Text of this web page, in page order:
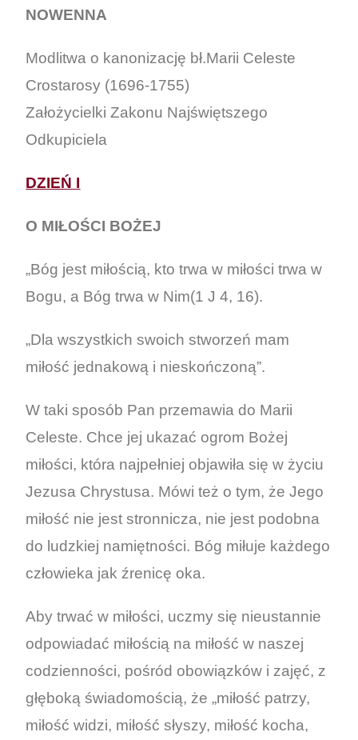
NOWENNA
Modlitwa o kanonizację bł.Marii Celeste
Crostarosy (1696-1755)
Założycielki Zakonu Najświętszego
Odkupiciela
DZIEŃ I
O MIŁOŚCI BOŻEJ
„Bóg jest miłością, kto trwa w miłości trwa w
Bogu, a Bóg trwa w Nim(1 J 4, 16).
„Dla wszystkich swoich stworzeń mam
miłość jednakową i nieskończoną”.
W taki sposób Pan przemawia do Marii
Celeste. Chce jej ukazać ogrom Bożej
miłości, która najpełniej objawiła się w życiu
Jezusa Chrystusa. Mówi też o tym, że Jego
miłość nie jest stronnicza, nie jest podobna
do ludzkiej namiętności. Bóg miłuje każdego
człowieka jak źrenicę oka.
Aby trwać w miłości, uczmy się nieustannie
odpowiadać miłością na miłość w naszej
codzienności, pośród obowiązków i zajęć, z
głęboką świadomością, że „miłość patrzy,
miłość widzi, miłość słyszy, miłość kocha,